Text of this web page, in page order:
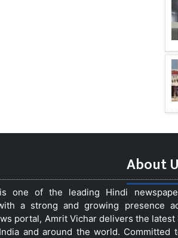
About
one of the leading Hindi
a strong and growing presence
portal, Amrit Vichar delivers the
and around the world. Committed